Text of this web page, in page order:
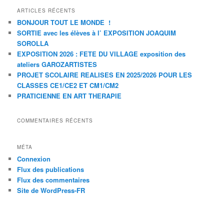
ARTICLES RÉCENTS
BONJOUR TOUT LE MONDE !
SORTIE avec les élèves à l’ EXPOSITION JOAQUIM
SOROLLA
EXPOSITION 2026 : FETE DU VILLAGE exposition des
ateliers GAROZARTISTES
PROJET SCOLAIRE REALISES EN 2025/2026 POUR LES
CLASSES CE1/CE2 ET CM1/CM2
PRATICIENNE EN ART THERAPIE
COMMENTAIRES RÉCENTS
MÉTA
Connexion
Flux des publications
Flux des commentaires
Site de WordPress-FR